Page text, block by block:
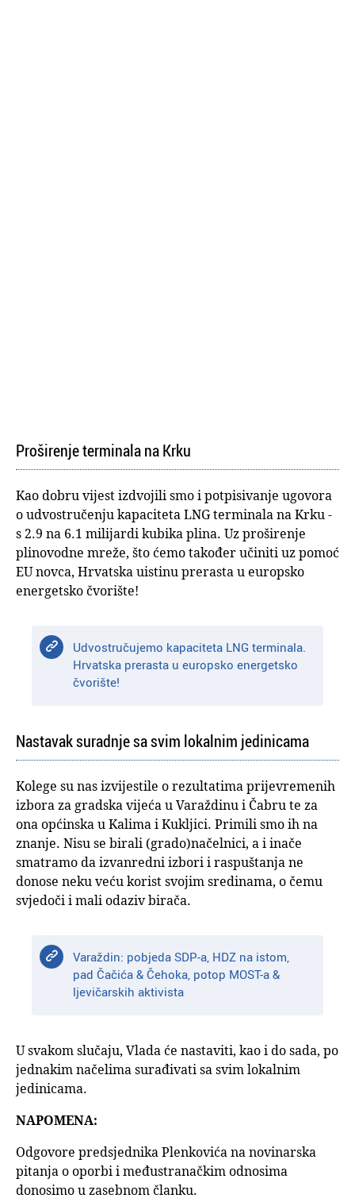
Proširenje terminala na Krku
Kao dobru vijest izdvojili smo i potpisivanje ugovora
o udvostručenju kapaciteta LNG terminala na Krku -
s 2.9 na 6.1 milijardi kubika plina. Uz proširenje
plinovodne mreže, što ćemo također učiniti uz pomoć
EU novca, Hrvatska uistinu prerasta u europsko
energetsko čvorište!
Udvostručujemo kapaciteta LNG terminala.
Hrvatska prerasta u europsko energetsko
čvorište!
Nastavak suradnje sa svim lokalnim jedinicama
Kolege su nas izvijestile o rezultatima prijevremenih
izbora za gradska vijeća u Varaždinu i Čabru te za
ona općinska u Kalima i Kukljici. Primili smo ih na
znanje. Nisu se birali (grado)načelnici, a i inače
smatramo da izvanredni izbori i raspuštanja ne
donose neku veću korist svojim sredinama, o čemu
svjedoči i mali odaziv birača.
Varaždin: pobjeda SDP-a, HDZ na istom,
pad Čačića & Čehoka, potop MOST-a &
ljevičarskih aktivista
U svakom slučaju, Vlada će nastaviti, kao i do sada, po
jednakim načelima surađivati sa svim lokalnim
jedinicama.
NAPOMENA:
Odgovore predsjednika Plenkovića na novinarska
pitanja o oporbi i međustranačkim odnosima
donosimo u zasebnom članku.